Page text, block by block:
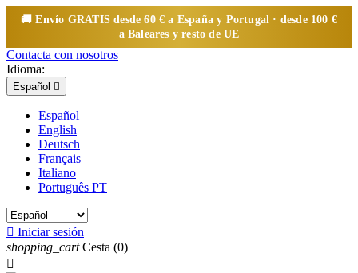
🚚 Envío GRATISdesde 60 € a España y Portugal · desde 100 €
a Baleares y resto de UE
Contacta con nosotros
Idioma:
Español 
Español
English
Deutsch
Français
Italiano
Português PT
 Iniciar sesión
shopping_cart Cesta (0)
